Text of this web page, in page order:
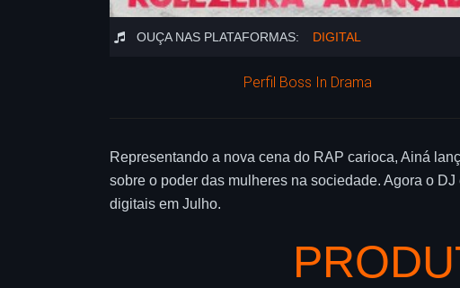
OUÇA NAS PLATAFORMAS: DIGITAL
Perfil Boss In Drama
Representando a nova cena do RAP carioca, Ainá
sobre o poder das mulheres na sociedade. Agora o
digitais em Julho.